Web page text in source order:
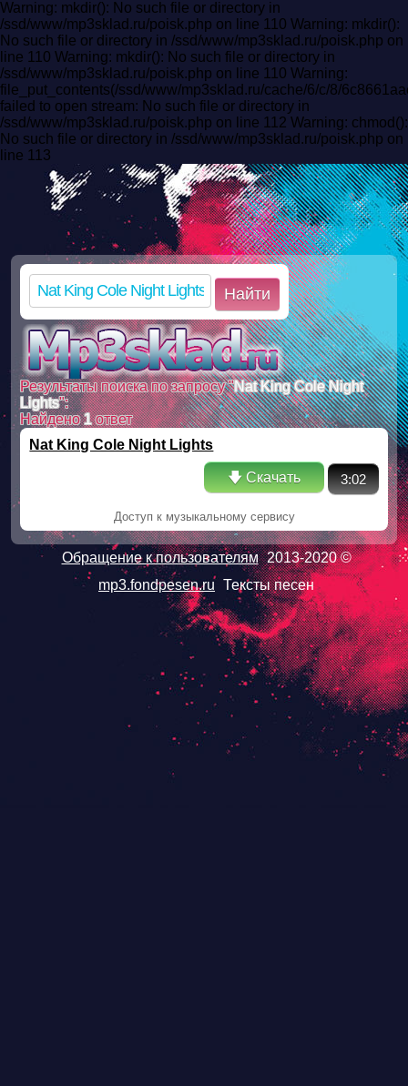
Warning: mkdir(): No such file or directory in
/ssd/www/mp3sklad.ru/poisk.php on line 110 Warning: mkdir():
No such file or directory in /ssd/www/mp3sklad.ru/poisk.php on
line 110 Warning: mkdir(): No such file or directory in
/ssd/www/mp3sklad.ru/poisk.php on line 110 Warning:
file_put_contents(/ssd/www/mp3sklad.ru/cache/6/c/8/
failed to open stream: No such file or directory in
/ssd/www/mp3sklad.ru/poisk.php on line 112 Warning: chmod():
No such file or directory in /ssd/www/mp3sklad.ru/poisk.php on
line 113
Найти
Результаты поиска по запросу "Nat King Cole Night
Lights":
Найдено1ответ
Nat King Cole Night Lights
🡇 Скачать 3:02
Доступ к музыкальному сервису
Обращение к пользователям 2013-2020 ©
mp3.fondpesen.ru Тексты песен